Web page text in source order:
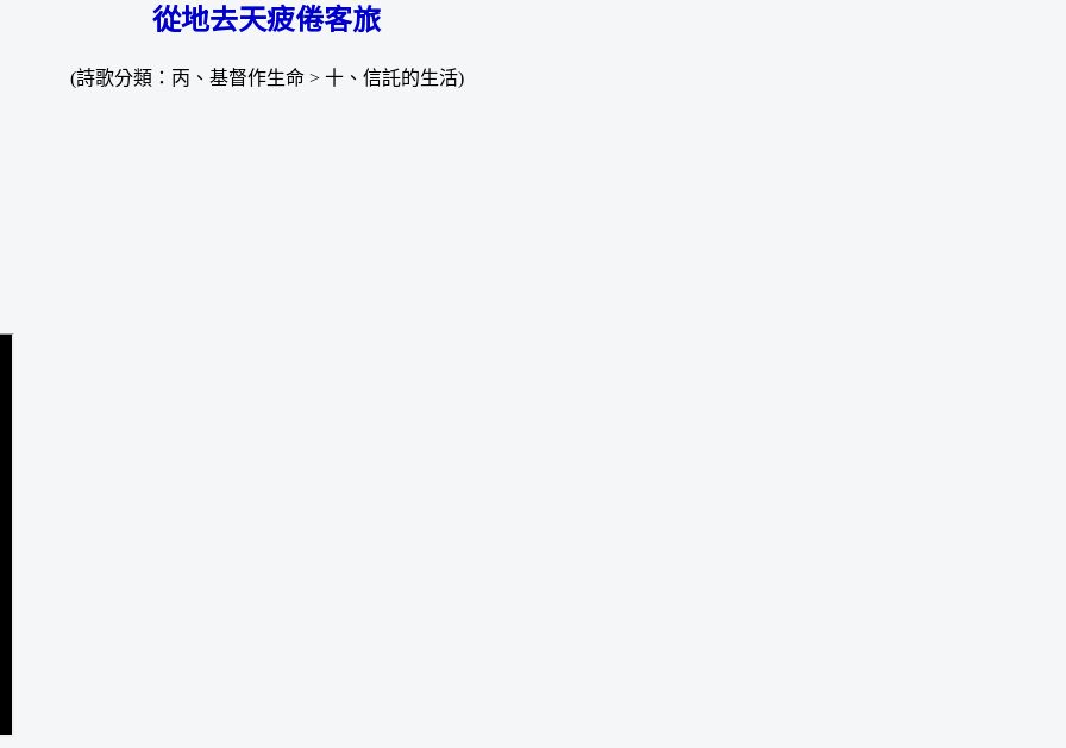
從地去天疲倦客旅
(詩歌分類：丙、基督作生命 > 十、信託的生活)